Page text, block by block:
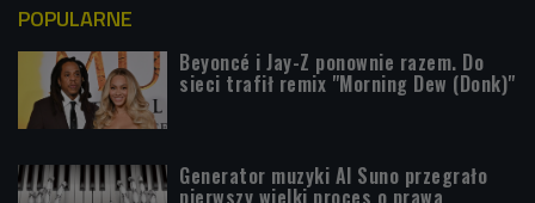
POPULARNE
Beyoncé i Jay-Z ponownie razem. Do
sieci trafił remix "Morning Dew (Donk)"
Generator muzyki AI Suno przegrało
pierwszy wielki proces o prawa